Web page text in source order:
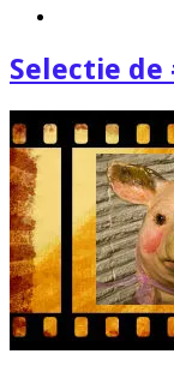
Selectie